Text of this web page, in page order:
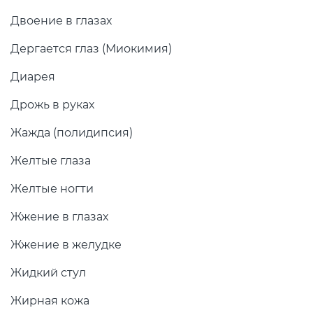
Двоение в глазах
Дергается глаз (Миокимия)
Диарея
Дрожь в руках
Жажда (полидипсия)
Желтые глаза
Желтые ногти
Жжение в глазах
Жжение в желудке
Жидкий стул
Жирная кожа